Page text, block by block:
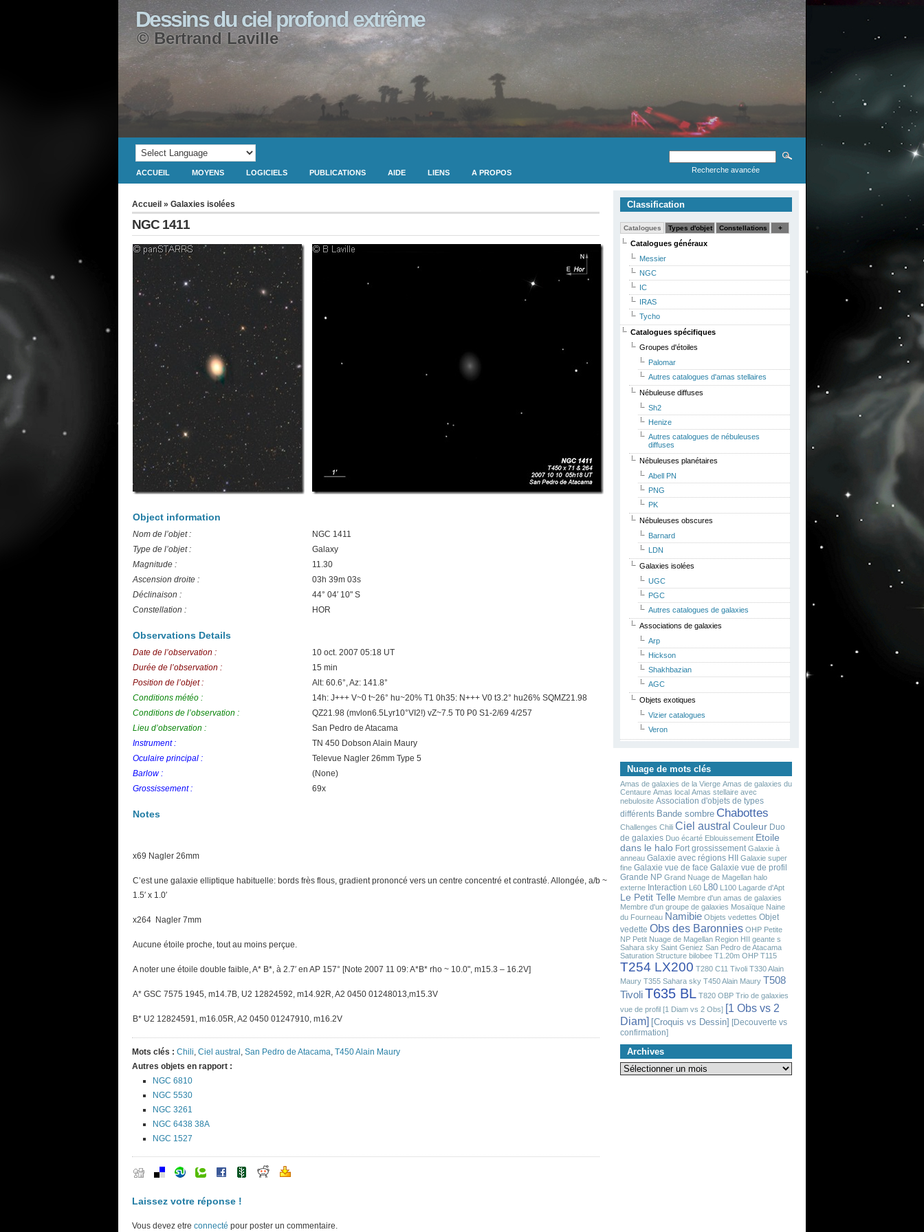
Dessins du ciel profond extrême
© Bertrand Laville
Recherche avancée
ACCUEIL MOYENS LOGICIELS PUBLICATIONS AIDE LIENS A PROPOS
Accueil » Galaxies isolées
NGC 1411
Object information
Nom de l’objet :
NGC 1411
Type de l’objet :
Galaxy
Magnitude :
11.30
Ascension droite :
03h 39m 03s
Déclinaison :
44° 04′ 10" S
Constellation :
HOR
Observations Details
Date de l’observation :
10 oct. 2007 05:18 UT
Durée de l’observation :
15 min
Position de l’objet :
Alt: 60.6°, Az: 141.8°
Conditions météo :
14h: J+++ V~0 t~26° hu~20% T1 0h35: N+++ V0 t3.2° hu26% SQMZ21.98
Conditions de l’observation :
QZ21.98 (mvlon6.5Lyr10°VI2!) vZ~7.5 T0 P0 S1-2/69 4/257
Lieu d’observation :
San Pedro de Atacama
Instrument :
TN 450 Dobson Alain Maury
Oculaire principal :
Televue Nagler 26mm Type 5
Barlow :
(None)
Grossissement :
69x
Notes
x69 Nagler 26mm
C’est une galaxie elliptique habituelle: bords frès flous, gradient prononcé vers un centre concentré et contrasté. Allongée, a/b ~
1.5′ x 1.0′
x264 Nagler 7mm
Aucune étoile proche, tout au moins perçue.
A noter une étoile double faible, A* B*, à 2.7′ en AP 157° [Note 2007 11 09: A*B* rho ~ 10.0", m15.3 – 16.2V]
A* GSC 7575 1945, m14.7B, U2 12824592, m14.92R, A2 0450 01248013,m15.3V
B* U2 12824591, m16.05R, A2 0450 01247910, m16.2V
Mots clés : Chili, Ciel austral , San Pedro de Atacama, T450 Alain Maury
Autres objets en rapport :
NGC 6810
NGC 5530
NGC 3261
NGC 6438 38A
NGC 1527
Laissez votre réponse !
Vous devez etre connecté pour poster un commentaire.
Classification
Catalogues Types d'objet Constellations +
Catalogues généraux
Messier
NGC
IC
IRAS
Tycho
Catalogues spécifiques
Groupes d'étoiles
Palomar
Autres catalogues d'amas stellaires
Nébuleuse diffuses
Sh2
Henize
Autres catalogues de nébuleuses
diffuses
Nébuleuses planétaires
Abell PN
PNG
PK
Nébuleuses obscures
Barnard
LDN
Galaxies isolées
UGC
PGC
Autres catalogues de galaxies
Associations de galaxies
Arp
Hickson
Shakhbazian
AGC
Objets exotiques
Vizier catalogues
Veron
Nuage de mots clés
Amas de galaxies de la Vierge Amas de galaxies du
Centaure Amas local Amas stellaire avec
nebulosite Association d'objets de types
différents Bande sombre Chabottes
Challenges Chili Ciel austral Couleur Duo
de galaxies Duo écarté Eblouissement Etoile
dans le halo Fort grossissement Galaxie à
anneau Galaxie avec régions HII
Galaxie super
fine Galaxie vue de face Galaxie vue de profil
Grande NP Grand Nuage de Magellan halo
externe Interaction L60 L80 L100 Lagarde d'Apt
Le Petit Telle Membre d'un amas de galaxies
Membre d'un groupe de galaxies Mosaïque Naine
du Fourneau Namibie Objets vedettes Objet
vedette Obs des Baronnies OHP Petite
NP Petit Nuage de Magellan Region HII geante s
Sahara sky Saint Geniez San Pedro de Atacama
Saturation Structure bilobee T1.20m OHP T115
T254 LX200 T280 C11 Tivoli T330 Alain
Maury T355 Sahara sky T450 Alain Maury T508
TivoliT635 BL T820 OBP Trio de galaxies
vue de profil [1 Diam vs 2 Obs] [1 Obs vs 2
Diam] [Croquis vs Dessin] [Decouverte vs
confirmation]
Archives
Archives